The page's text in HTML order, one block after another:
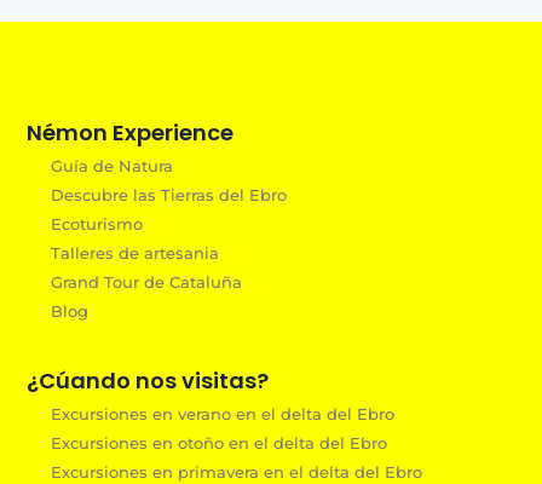
Némon Experience
Guía de Natura
Descubre las Tierras del Ebro
Ecoturismo
Talleres de artesania
Grand Tour de Cataluña
Blog
¿Cúando nos visitas?
Excursiones en verano en el delta del Ebro
Excursiones en otoño en el delta del Ebro
Excursiones en primavera en el delta del Ebro